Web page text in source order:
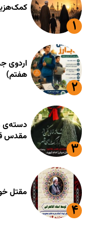
اردوی
هفتم)
دسته‌ی
مقدس
مقتل